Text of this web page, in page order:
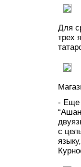
Для
трех
- Еще
с